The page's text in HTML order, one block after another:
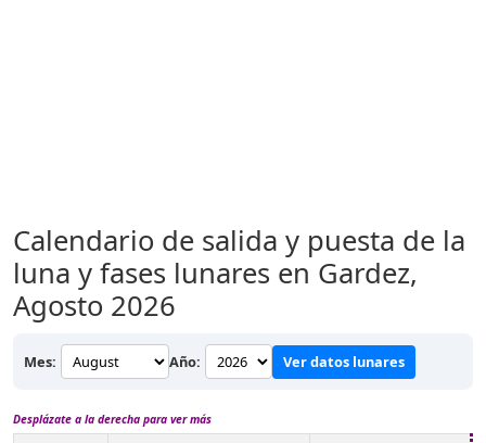
Calendario de salida y puesta de la
luna y fases lunares en Gardez,
Agosto 2026
Mes: Año: Ver datos lunares
Desplázate a la derecha para ver más